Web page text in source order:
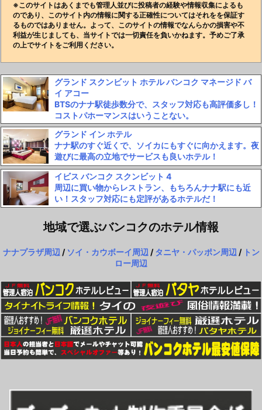
※このサイトはあくまでも管理人並びに投稿者の経験や情報収集によるも
のであり、このサイト内の情報に関する正確性についてはそれをを保証す
るものではありません。よって、このサイトの情報でなんらかの損害や不
利益が生じましても、当サイトでは一切責任を負いかねます。予めご了承
の上でサイトをご利用ください。
グランド スクンビット ホテル バンコク マネージド バ
イ アコー
BTSのナナ駅徒歩数分で、スタッフ対応も高評価多し！
コストパホーマンスはいうことない。
グランド イン ホテル
ナナ駅のすぐ近くで、ソイカにもすぐに向かえます。夜
遊びに最高の立地でサービスも良いホテル！
イビス バンコク スクンビット 4
周辺に買い物からレストラン、もちろんナナ駅にも近
い！スタッフ対応にも定評があるホテルだ！
地域で選ぶバンコクのホテル情報
ナナプラザ周辺 / ソイ・カウボーイ周辺 /タニヤ・パッポン周辺 / トン
ロー周辺